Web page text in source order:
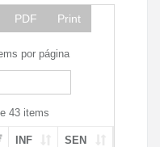
PDF Print
por página
43 items
INF SEN